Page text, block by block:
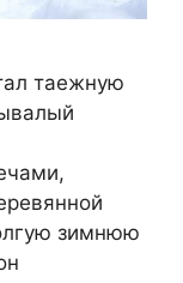
таежную
зимнюю